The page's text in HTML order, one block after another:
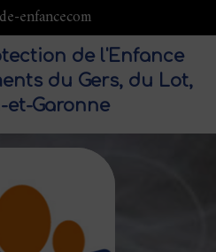
enfancecom
de l'Enfance
du Gers, du Lot,
et-Garonne